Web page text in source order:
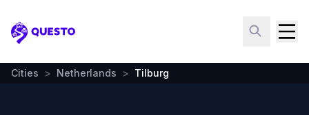
Questo
Cities > Netherlands > Tilburg